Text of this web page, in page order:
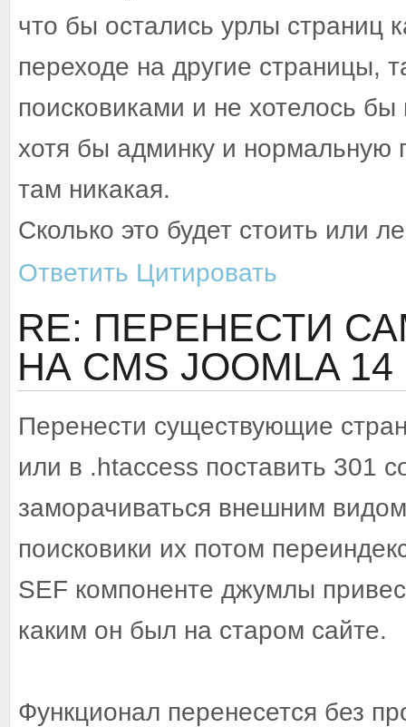
что бы остались урлы страниц
переходе на другие страницы,
поисковиками и не хотелось бы
хотя бы админку и
там никакая.
Сколько это будет стоить или
Ответить Цитировать
RE: ПЕРЕНЕСТИ
НА CMS JOOMLA
Перенести существующие
или в .htaccess поставить 301
заморачиваться внешним
поисковики их потом
SEF компоненте джумлы
каким он был на старом сайте.
Функционал перенесется без